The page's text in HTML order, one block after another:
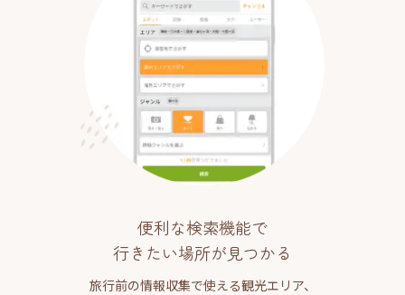
便利な検索機能で
行きたい場所が見つかる
旅行前の情報収集で使える観光エリア、